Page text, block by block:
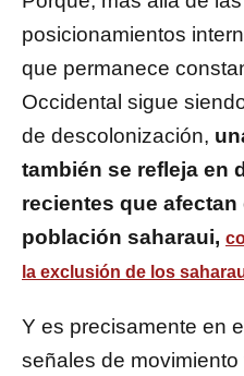
posicionamientos
que permanece
Occidental sigue
de descolonización,
también se refleja en
recientes que
población saharaui,
la exclusión de los
Y es precisamente en
señales de movimiento